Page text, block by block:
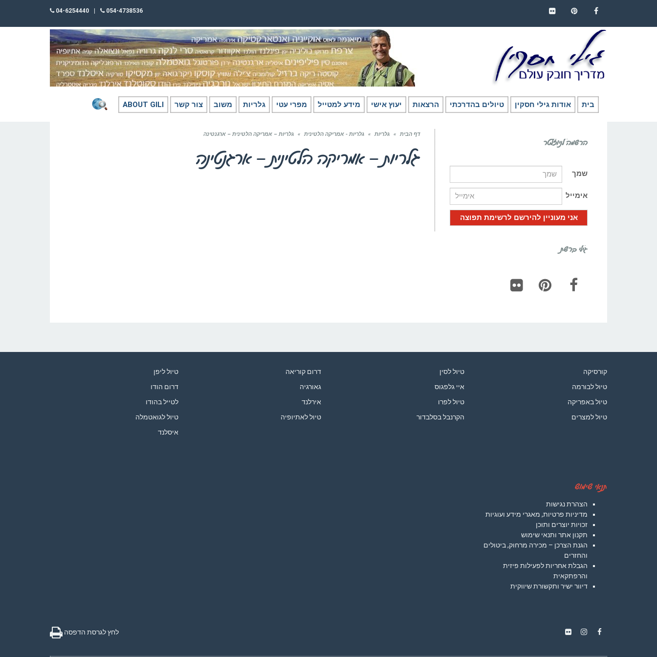
054-4738536
04-6254440
בית אודות גילי חסקין טיולים בהדרכתי הרצאות יעוץ אישי מידע למטייל מפרי עטי גלריות משוב צור קשר ABOUT GILI
דף הבית » גלריות » גלריות - אמריקה הלטינית » גלריות – אמריקה הלטינית – ארגנטינה
גלריות – אמריקה הלטינית – ארגנטינה
הרשמה לניוזלטר
שמך
אימייל
גילי ברשת
קורסיקה
טיול לבורמה
טיול באפריקה
טיול למצרים
טיול לסין
איי גלפגוס
טיול לפרו
הקרנבל בסלבדור
דרום קוריאה
גאורגיה
אירלנד
טיול לאתיופיה
טיול ליפן
דרום הודו
לטייל בהודו
טיול לגואטמלה
איסלנד
תנאי שימוש
הצהרת נגישות
מדיניות פרטיות, מאגרי מידע ועוגיות
זכויות יוצרים ותוכן
תקנון אתר ותנאי שימוש
הגנת הצרכן – מכירה מרחוק, ביטולים
והחזרים
הגבלת אחריות לפעילות פיזית
והרפתקאית
דיוור ישיר ותקשורת שיווקית
לחץ לגרסת הדפסה